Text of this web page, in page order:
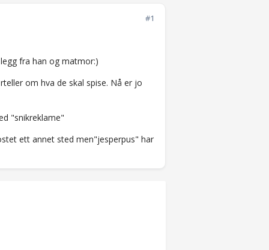
#1
fra han og matmor:)
om hva de skal spise. Nå er jo
"snikreklame"
ett annet sted men"jesperpus" har